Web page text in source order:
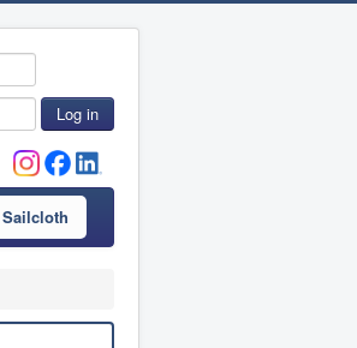
Log in
Sailcloth